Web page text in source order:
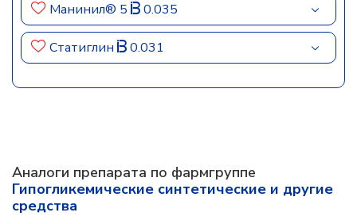
Манинил® 5 0.035
Статиглин 0.031
Аналоги препарата по фармгруппе
Гипогликемические синтетические и другие
средства